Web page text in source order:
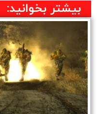
بیشتر بخوانید: